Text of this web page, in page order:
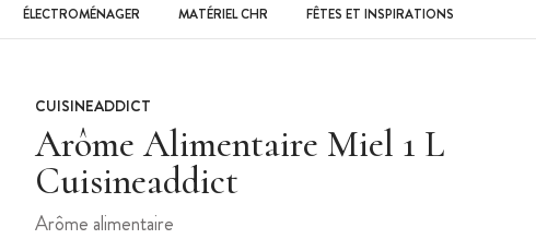
ÉLECTROMÉNAGER MATÉRIEL CHR FÊTES ET INSPIRATIONS
CUISINEADDICT
Arôme Alimentaire Miel 1 L
Cuisineaddict
Arôme alimentaire